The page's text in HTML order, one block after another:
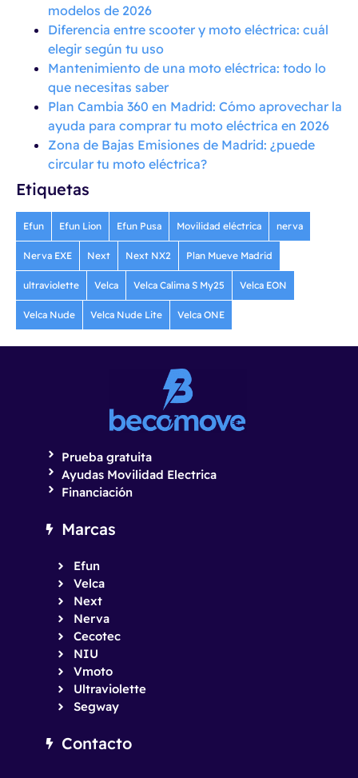
modelos de 2026
Diferencia entre scooter y moto eléctrica: cuál
elegir según tu uso
Mantenimiento de una moto eléctrica: todo lo
que necesitas saber
Plan Cambia 360 en Madrid: Cómo aprovechar la
ayuda para comprar tu moto eléctrica en 2026
Zona de Bajas Emisiones de Madrid: ¿puede
circular tu moto eléctrica?
Etiquetas
Efun Efun Lion Efun Pusa Movilidad eléctrica nerva
Nerva EXE Next Next NX2 Plan Mueve Madrid
ultraviolette Velca Velca Calima S My25 Velca EON
Velca Nude Velca Nude Lite Velca ONE
Prueba gratuita
Ayudas Movilidad Electrica
Financiación
Marcas
Efun
Velca
Next
Nerva
Cecotec
NIU
Vmoto
Ultraviolette
Segway
Contacto